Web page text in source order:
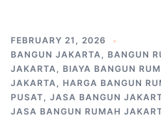
FEBRUARY 21, 2026
BANGUN JAKARTA, BANGUN
JAKARTA, BIAYA BANGUN
JAKARTA, HARGA BANGUN
PUSAT, JASA BANGUN
JASA BANGUN RUMAH